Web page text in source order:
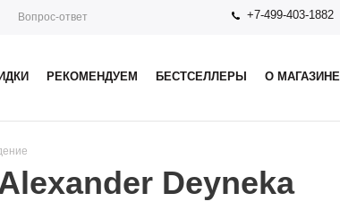
Вопрос-ответ +7-499-403-1882
РЕКОМЕНДУЕМ БЕСТСЕЛЛЕРЫ О МАГАЗИНЕ
Deyneka